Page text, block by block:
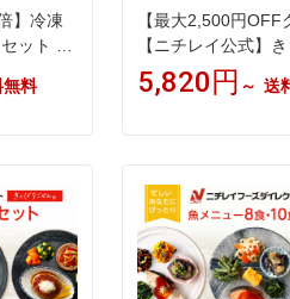
】冷凍
ット 4
寄せ 静
高級の
無料
【最大2,500円OFF
【ニチレイ公式】
なごはん 6食・8食
ト 冷凍弁当 ご飯付
リモートワーク ラ
5g以下 カロリー
5,820円 ～ 送